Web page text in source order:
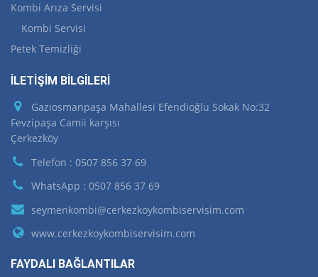
Kombi Arıza Servisi
Kombi Servisi
Petek Temizliği
İLETİŞİM BİLGİLERİ
Gaziosmanpaşa Mahallesi Efendioğlu Sokak No:32
Fevzipaşa Camii karşısı
Çerkezköy
Telefon : 0507 856 37 69
WhatsApp : 0507 856 37 69
seymenkombi@cerkezkoykombiservisim.com
www.cerkezkoykombiservisim.com
FAYDALI BAĞLANTILAR